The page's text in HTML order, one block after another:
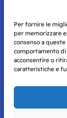
Per fornire le
per memorizzare
consenso a
comportamento di
acconsentire o
caratteristiche e
Storie di Napoli